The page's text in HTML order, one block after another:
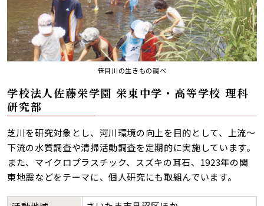
笹目川の生きもの調べ
学校法人佐藤栄学園 栄東中学・高等学校 理科
研究部
芝川を研究対象とし、河川環境の向上を目的として、上流～
下流の水質調査や清掃活動調査を定期的に実施しています。
また、マイクロプラスチック、スズキの耳石、1923年の関
東地震などをテーマに、個人研究にも取組んでいます。